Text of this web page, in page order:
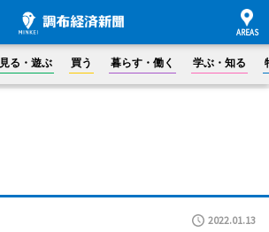
見る・遊ぶ 買う 暮らす・働く 学ぶ・知る
2022.01.13